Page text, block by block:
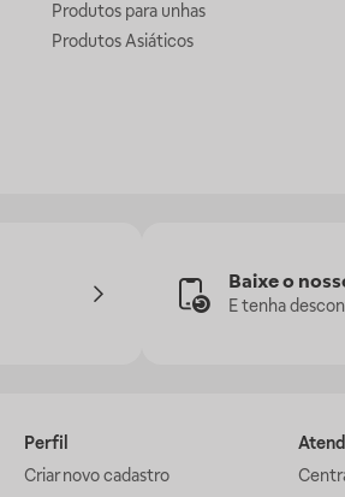
Produtos para unhas
Produtos Asiáticos
Baixe o
E tenha
Perfil
Criar novo cadastro